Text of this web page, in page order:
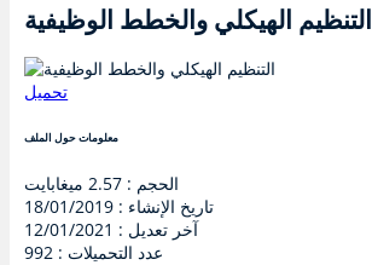
التنظيم الهيكلي والخطط الوظيفية
تحميل
معلومات حول الملف
الحجم : 2.57 ميغابايت
تاريخ الإنشاء : 18/01/2019
آخر تعديل : 12/01/2021
عدد التحميلات : 992